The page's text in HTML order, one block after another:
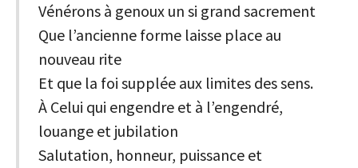
Vénérons à genoux un si grand sacrement
Que l’ancienne forme laisse place au
nouveau rite
Et que la foi supplée aux limites des sens.
À Celui qui engendre et à l’engendré,
louange et jubilation
Salutation, honneur, puissance et